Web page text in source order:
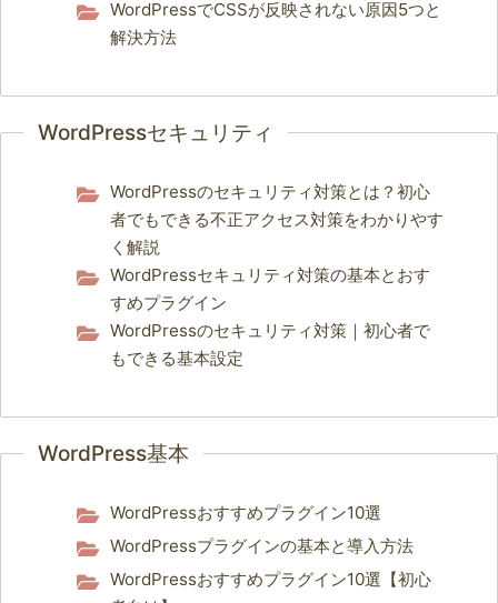
WordPressでCSSが反映されない原因5つと
解決方法
WordPressセキュリティ
WordPressのセキュリティ対策とは？初心
者でもできる不正アクセス対策をわかりやす
く解説
WordPressセキュリティ対策の基本とおす
すめプラグイン
WordPressのセキュリティ対策｜初心者で
もできる基本設定
WordPress基本
WordPressおすすめプラグイン10選
WordPressプラグインの基本と導入方法
WordPressおすすめプラグイン10選【初心